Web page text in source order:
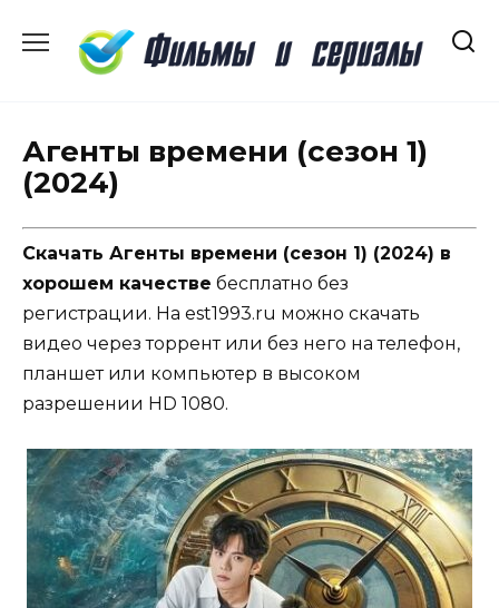
содержанию
Агенты времени (сезон 1)
(2024)
Скачать Агенты времени (сезон 1) (2024) в
хорошем качестве бесплатно без
регистрации. На est1993.ru можно скачать
видео через торрент или без него на телефон,
планшет или компьютер в высоком
разрешении HD 1080.